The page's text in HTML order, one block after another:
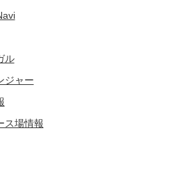
ル
ジャー
ス場情報